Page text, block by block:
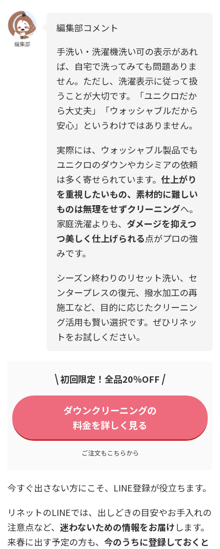
編集部
編集部コメント
手洗い・洗濯機洗い可の表示があれ
ば、自宅で洗ってみても問題ありま
せん。ただし、洗濯表示に従って扱
うことが大切です。「ユニクロだか
ら大丈夫」「ウォッシャブルだから
安心」というわけではありません。
実際には、ウォッシャブル製品でも
ユニクロのダウンやカシミアの依頼
は多く寄せられています。 仕上がり
を重視したいもの、素材的に難しい
ものは無理をせずクリーニングへ。
家庭洗濯よりも、 ダメージを抑えつ
つ美しく仕上げられる点がプロの強
みです。
シーズン終わりのリセット洗い、セ
ンタープレスの復元、撥水加工の再
施工など、目的に応じたクリーニン
グ活用も賢い選択です。ぜひリネッ
トをお試しください。
\初回限定！全品20％OFF /
ダウンクリーニングの
料金を詳しく見る
ご注文もこちらから
今すぐ出さない方にこそ、LINE登録が役立ちます。
リネットのLINEでは、出しどきの目安やお手入れの
注意点など、 迷わないための情報をお届けします。
来春に出す予定の方も、 今のうちに登録しておくと